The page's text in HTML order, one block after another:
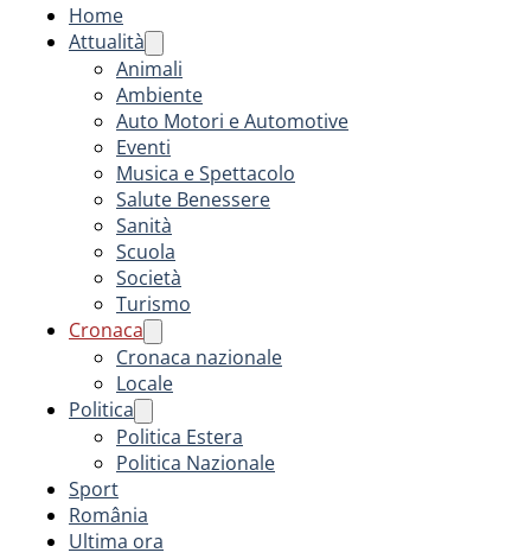
Home
Attualità
Animali
Ambiente
Auto Motori e Automotive
Eventi
Musica e Spettacolo
Salute Benessere
Sanità
Scuola
Società
Turismo
Cronaca
Cronaca nazionale
Locale
Politica
Politica Estera
Politica Nazionale
Sport
România
Ultima ora